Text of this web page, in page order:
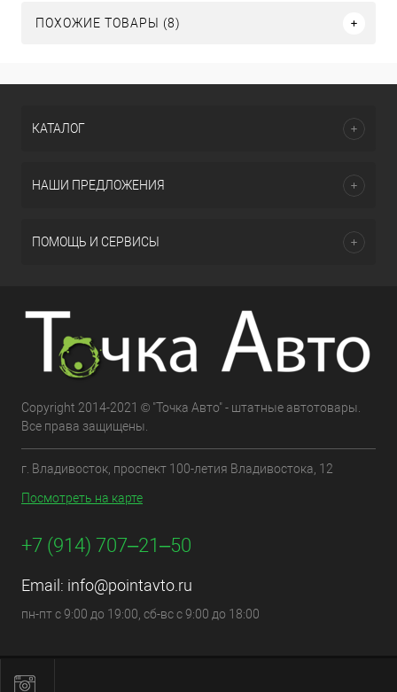
ПОХОЖИЕ ТОВАРЫ (8)
КАТАЛОГ
НАШИ ПРЕДЛОЖЕНИЯ
ПОМОЩЬ И СЕРВИСЫ
Copyright 2014-2021 © "Точка Авто" - штатные автотовары.
Все права защищены.
г. Владивосток, проспект 100-летия Владивостока, 12
Посмотреть на карте
+7 (914) 707‒21‒50
Email: info@pointavto.ru
пн-пт с 9:00 до 19:00, сб-вс с 9:00 до 18:00